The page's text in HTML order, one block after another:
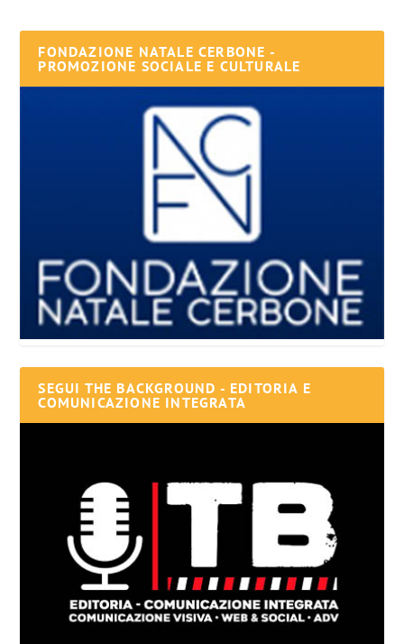
FONDAZIONE NATALE CERBONE -
PROMOZIONE SOCIALE E CULTURALE
SEGUI THE BACKGROUND - EDITORIA E
COMUNICAZIONE INTEGRATA